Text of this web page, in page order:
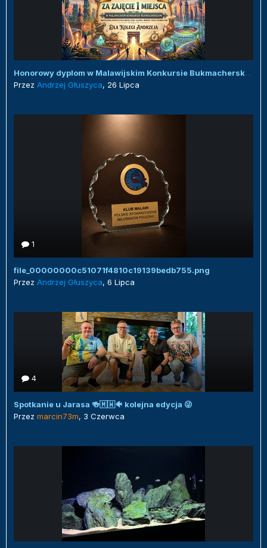
Honorowy dyplom w Malawijskim Konkursie Bukmacherskim :)
Przez Andrzej Głuszyca, 26 Lipca
1
file_00000000c51071f4810c19139bedb755.png
Przez Andrzej Głuszyca, 6 Lipca
4
Spotkanie u Jarasa 🍻🇲🇼🐠 kolejna edycja 😜
Przez marcin73m, 3 Czerwca